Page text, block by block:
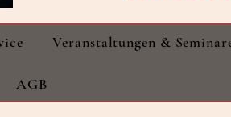
Veranstaltungen &
AGB